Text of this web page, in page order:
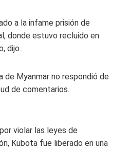
a la infame prisión de
donde estuvo recluido en
dijo.
de Myanmar no respondió de
de comentarios.
violar las leyes de
Kubota fue liberado en una